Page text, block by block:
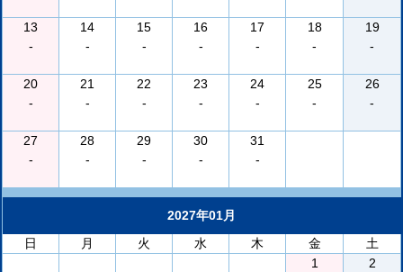
13
-
14
-
15
-
16
-
17
-
18
-
19
-
20
-
21
-
22
-
23
-
24
-
25
-
26
-
27
-
28
-
29
-
30
-
31
-
2027年01月
日
月 火 水 木 金
土
1
2